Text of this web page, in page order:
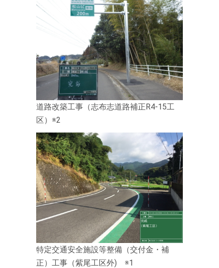
道路改築工事（志布志道路補正R4-15工
区）※2
特定交通安全施設等整備（交付金・補
正）工事（紫尾工区外) ※1